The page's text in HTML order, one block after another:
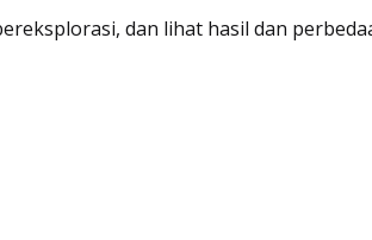
dan lihat hasil dan